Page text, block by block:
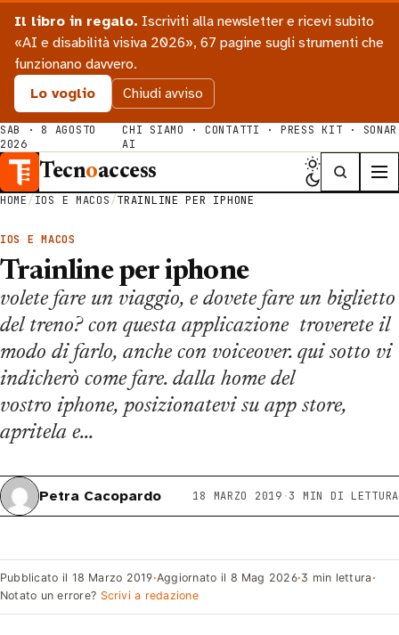
Il libro in regalo. Iscriviti alla newsletter e ricevi subito
«AI e disabilità visiva 2026», 67 pagine sugli strumenti che
funzionano davvero.
Lo voglio
Chiudi avviso
SAB · 8 AGOSTO
2026
CHI SIAMO · CONTATTI · PRESS KIT · SONAR
AI
Tecnoaccess
HOME/IOS E MACOS/TRAINLINE PER IPHONE
IOS E MACOS
Trainline per iphone
volete fare un viaggio, e dovete fare un biglietto
del treno? con questa applicazione troverete il
modo di farlo, anche con voiceover. qui sotto vi
indicherò come fare. dalla home del
vostro iphone, posizionatevi su app store,
apritela e…
Petra Cacopardo 18 MARZO 2019 ·3 MIN DI LETTURA
Pubblicato il 18 Marzo 2019·Aggiornato il 8 Mag 2026·3 min lettura ·
Notato un errore? Scrivi a redazione